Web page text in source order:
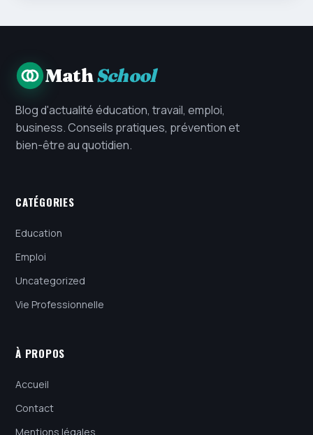
MathSchool
Blog d'actualité éducation, travail, emploi,
business. Conseils pratiques, prévention et
bien-être au quotidien.
CATÉGORIES
Education
Emploi
Uncategorized
Vie Professionnelle
À PROPOS
Accueil
Contact
Mentions légales